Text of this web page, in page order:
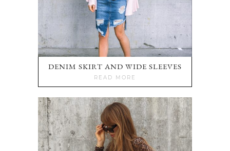
DENIM SKIRT AND WIDE SLEEVES
READ MORE